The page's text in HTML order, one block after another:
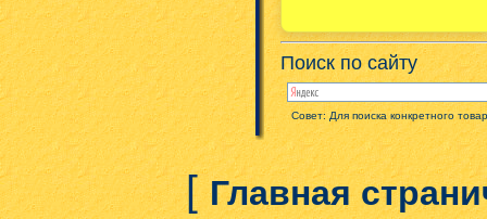
Поиск по сайту
Совет: Для поиска конкретного
[Главная